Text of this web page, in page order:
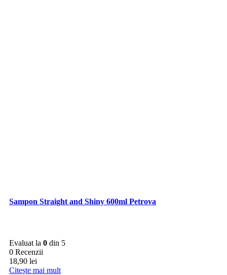
Sampon Straight and Shiny 600ml Petrova
Evaluat la 0 din 5
0 Recenzii
18,90 lei
Citește mai mult